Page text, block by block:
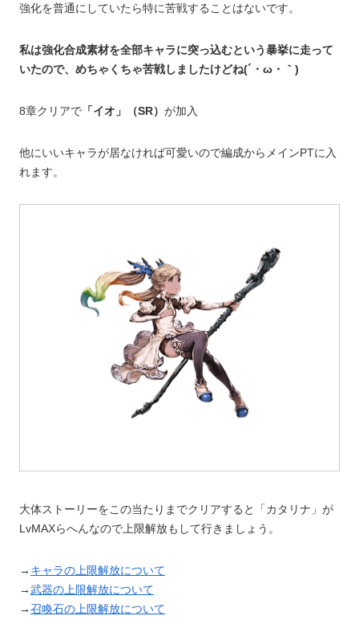
強化を普通にしていたら特に苦戦することはないです。
私は強化合成素材を全部キャラに突っ込むという暴挙に走って
いたので、めちゃくちゃ苦戦しましたけどね(´・ω・｀)
8章クリアで 「イオ」（SR） が加入
他にいいキャラが居なければ可愛いので編成からメインPTに入
れます。
大体ストーリーをこの当たりまでクリアすると「カタリナ」が
LvMAXらへんなので上限解放もして行きましょう。
→ キャラの上限解放について
→武器の上限解放について
→召喚石の上限解放について